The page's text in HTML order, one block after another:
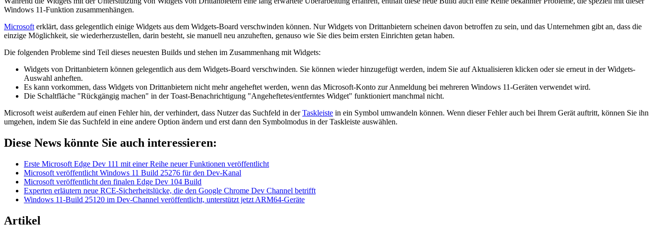
Windows 11-Funktion zusammenhängen.
Microsofterklärt, dass gelegentlich einige Widgets aus dem Widgets-Board verschwinden können. Nur Widgets von Drittanbietern scheinen davon betroffen zu sein, und das Unternehmen gibt an, dass die
einzige Möglichkeit, sie wiederherzustellen, darin besteht, sie manuell neu anzuheften, genauso wie Sie dies beim ersten Einrichten getan haben.
Die folgenden Probleme sind Teil dieses neuesten Builds und stehen im Zusammenhang mit Widgets:
Widgets von Drittanbietern können gelegentlich aus dem Widgets-Board verschwinden. Sie können wieder hinzugefügt werden, indem Sie auf Aktualisieren klicken oder sie erneut in der Widgets-
Auswahl anheften.
Es kann vorkommen, dass Widgets von Drittanbietern nicht mehr angeheftet werden, wenn das Microsoft-Konto zur Anmeldung bei mehreren Windows 11-Geräten verwendet wird.
Die Schaltfläche "Rückgängig machen" in der Toast-Benachrichtigung "Angeheftetes/entferntes Widget" funktioniert manchmal nicht.
Microsoft weist außerdem auf einen Fehler hin, der verhindert, dass Nutzer das Suchfeld in derTaskleiste in ein Symbol umwandeln können. Wenn dieser Fehler auch bei Ihrem Gerät auftritt, können Sie ihn
umgehen, indem Sie das Suchfeld in eine andere Option ändern und erst dann den Symbolmodus in der Taskleiste auswählen.
Diese News könnte Sie auch interessieren:
Erste Microsoft Edge Dev 111 mit einer Reihe neuer Funktionen veröffentlicht
Microsoft veröffentlicht Windows 11 Build 25276 für den Dev-Kanal
Microsoft veröffentlicht den finalen Edge Dev 104 Build
Experten erläutern neue RCE-Sicherheitslücke, die den Google Chrome Dev Channel betrifft
Windows 11-Build 25120 im Dev-Channel veröffentlicht, unterstützt jetzt ARM64-Geräte
Artikel